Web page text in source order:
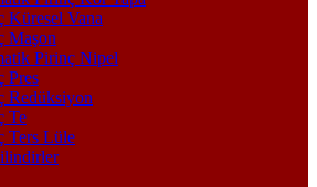
Küresel Vana
Maşon
Pirinç Nipel
Pres
Redüksiyon
Te
Ters Lüle